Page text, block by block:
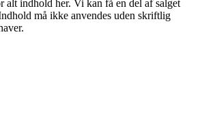
indhold her. Vi kan få en del af salget
må ikke anvendes uden skriftlig